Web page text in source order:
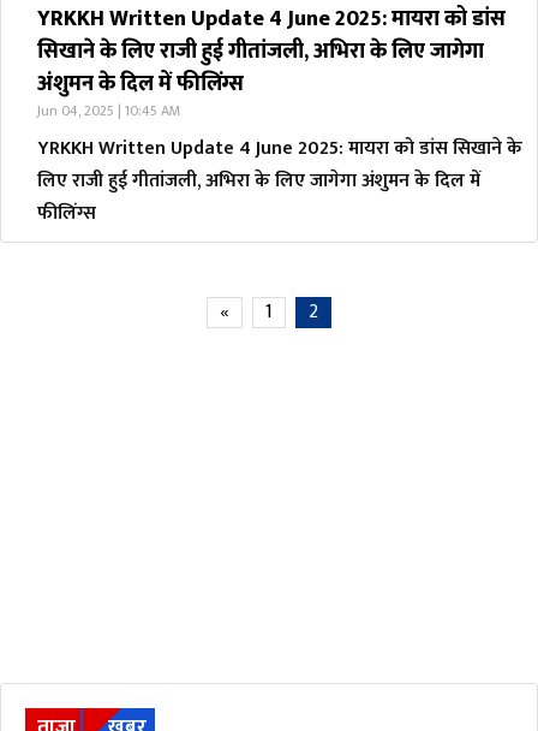
YRKKH Written Update 4 June 2025: मायरा को डांस
सिखाने के लिए राजी हुई गीतांजली, अभिरा के लिए जागेगा
अंशुमन के दिल में फीलिंग्स
Jun 04, 2025 | 10:45 AM
YRKKH Written Update 4 June 2025: मायरा को डांस सिखाने के
लिए राजी हुई गीतांजली, अभिरा के लिए जागेगा अंशुमन के दिल में
फीलिंग्स
« 1 2